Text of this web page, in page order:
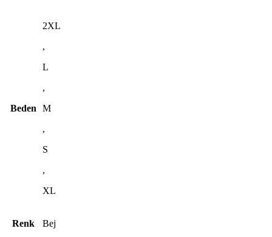
Beden
2XL
,
L
,
M
,
S
,
XL
Renk Bej